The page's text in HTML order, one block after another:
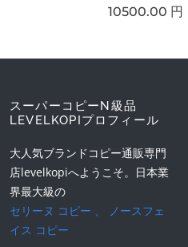
10500.00 円
スーパーコピーN級品
LEVELKOPIプロフィール
大人気ブランドコピー通販専門
店levelkopiへようこそ。日本業
界最大級の
セリーヌ コピー 、
ノースフェ
イス コピー